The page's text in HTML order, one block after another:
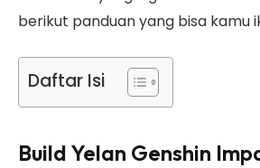
berikut panduan yang bisa kamu
Daftar Isi
Build Yelan Genshin